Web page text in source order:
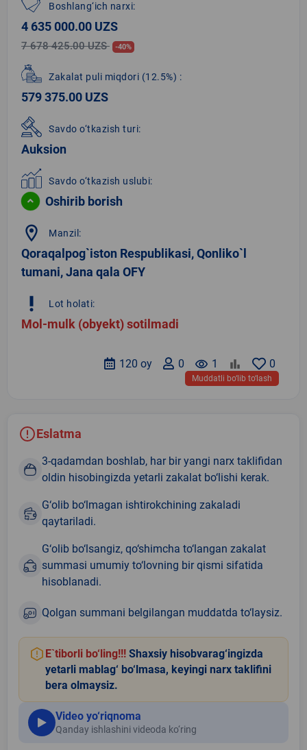
Boshlang‘ich narxi:
4 635 000.00 UZS
7 678 425.00 UZS -40%
Zakalat puli miqdori (12.5%) :
579 375.00 UZS
Savdo o‘tkazish turi:
Auksion
Savdo o‘tkazish uslubi:
Oshirib borish
location_on Manzil:
Qoraqalpog`iston Respublikasi, Qonliko`l
tumani, Jana qala OFY
priority_high Lot holati:
Mol-mulk (obyekt) sotilmadi
0
remove_red_eye 1
0
120 oy
Muddatli bo‘lib to‘lash
Eslatma
3-qadamdan boshlab, har bir yangi narx taklifidan
oldin hisobingizda yetarli zakalat bo‘lishi kerak.
G‘olib bo‘lmagan ishtirokchining zakaladi
qaytariladi.
G‘olib bo‘lsangiz, qo‘shimcha to‘langan zakalat
summasi umumiy to‘lovning bir qismi sifatida
hisoblanadi.
Qolgan summani belgilangan muddatda to‘laysiz.
E`tiborli bo‘ling!!! Shaxsiy hisobvarag‘ingizda
yetarli mablag‘ bo‘lmasa, keyingi narx taklifini
bera olmaysiz.
Video yo‘riqnoma
Qanday ishlashini videoda ko‘ring